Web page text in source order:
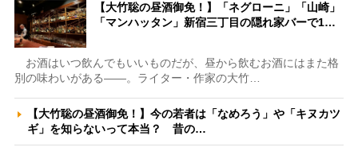
【大竹聡の昼酒御免！】「ネグローニ」「山崎」
「マンハッタン」新宿三丁目の隠れ家バーで1…
お酒はいつ飲んでもいいものだが、昼から飲むお酒にはまた格
別の味わいがある――。ライター・作家の大竹…
【大竹聡の昼酒御免！】今の若者は「なめろう」や「キヌカツ
ギ」を知らないって本当？ 昔の…